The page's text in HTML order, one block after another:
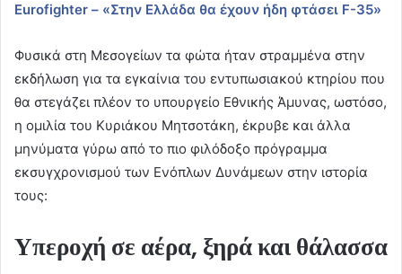
Eurofighter – «Στην Ελλάδα θα έχουν ήδη φτάσει F-35»
Φυσικά στη Μεσογείων τα φώτα ήταν στραμμένα στην
εκδήλωση για τα εγκαίνια του εντυπωσιακού κτηρίου που
θα στεγάζει πλέον το υπουργείο Εθνικής Άμυνας, ωστόσο,
η ομιλία του Κυριάκου Μητσοτάκη, έκρυβε και άλλα
μηνύματα γύρω από το πιο φιλόδοξο πρόγραμμα
εκσυγχρονισμού των Ενόπλων Δυνάμεων στην ιστορία
τους:
Υπεροχή σε αέρα, ξηρά και θάλασσα